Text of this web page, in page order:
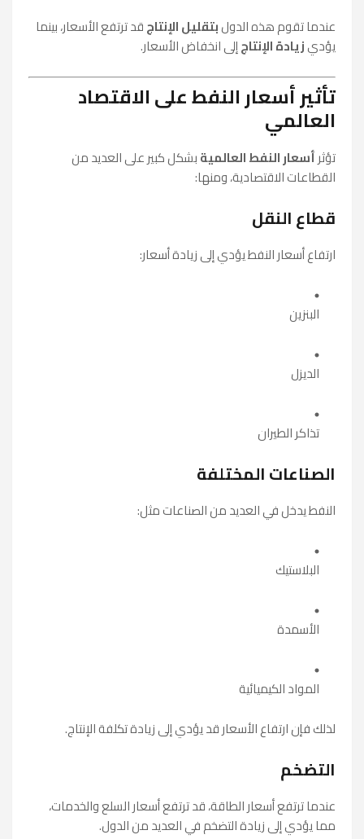
عندما تقوم هذه الدولبتقليل الإنتاجقد ترتفع الأسعار، بينما
يؤديزيادة الإنتاجإلى انخفاض الأسعار.
تأثير أسعار النفط على الاقتصاد
العالمي
تؤثرأسعار النفط العالميةبشكل كبير على العديد من
القطاعات الاقتصادية، ومنها:
قطاع النقل
ارتفاع أسعار النفط يؤدي إلى زيادة أسعار:
البنزين
الديزل
تذاكر الطيران
الصناعات المختلفة
النفط يدخل في العديد من الصناعات مثل:
البلاستيك
الأسمدة
المواد الكيميائية
لذلك فإن ارتفاع الأسعار قد يؤدي إلى زيادة تكلفة الإنتاج.
التضخم
عندما ترتفع أسعار الطاقة، قد ترتفع أسعار السلع والخدمات،
مما يؤدي إلى زيادة التضخم في العديد من الدول.